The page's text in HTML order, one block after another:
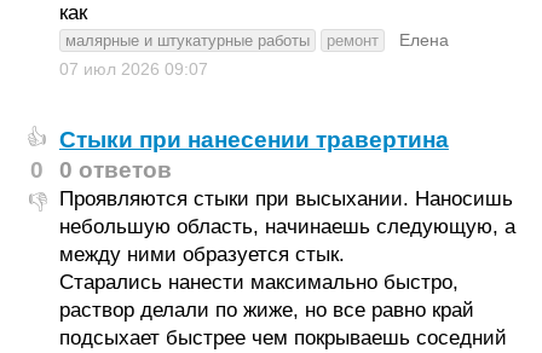
как
малярные и штукатурные работы ремонт
Елена
07 июл 2026 09:07
👍
0
👎
Стыки при нанесении травертина
0 ответов
Проявляются стыки при высыхании. Наносишь
небольшую область, начинаешь следующую, а
между ними образуется стык.
Старались нанести максимально быстро,
раствор делали по жиже, но все равно край
подсыхает быстрее чем покрываешь соседний